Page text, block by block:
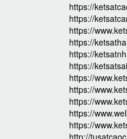
https://
https://
https://
https://
https://
https://
https://
https://
https://
https://
https://
http://